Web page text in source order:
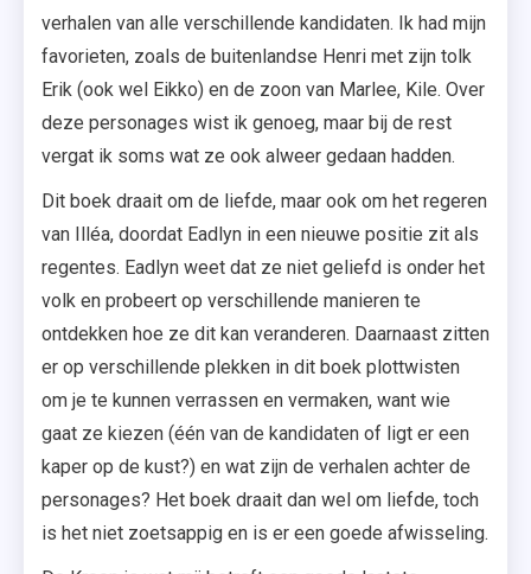
verhalen van alle verschillende kandidaten. Ik had mijn
favorieten, zoals de buitenlandse Henri met zijn tolk
Erik (ook wel Eikko) en de zoon van Marlee, Kile. Over
deze personages wist ik genoeg, maar bij de rest
vergat ik soms wat ze ook alweer gedaan hadden.
Dit boek draait om de liefde, maar ook om het regeren
van Illéa, doordat Eadlyn in een nieuwe positie zit als
regentes. Eadlyn weet dat ze niet geliefd is onder het
volk en probeert op verschillende manieren te
ontdekken hoe ze dit kan veranderen. Daarnaast zitten
er op verschillende plekken in dit boek plottwisten
om je te kunnen verrassen en vermaken, want wie
gaat ze kiezen (één van de kandidaten of ligt er een
kaper op de kust?) en wat zijn de verhalen achter de
personages? Het boek draait dan wel om liefde, toch
is het niet zoetsappig en is er een goede afwisseling.